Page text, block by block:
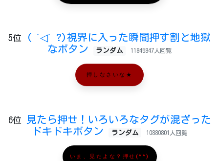
5位
( ˙◁˙ ?)視界に入った瞬間押す割と地獄
なボタン
ランダム 11845847人回覧
押しなさいな★
6位
見たら押せ！いろいろなタグが混ざった
ドキドキボタン
ランダム 10880801人回覧
いま、見たよな？押せ(^^)